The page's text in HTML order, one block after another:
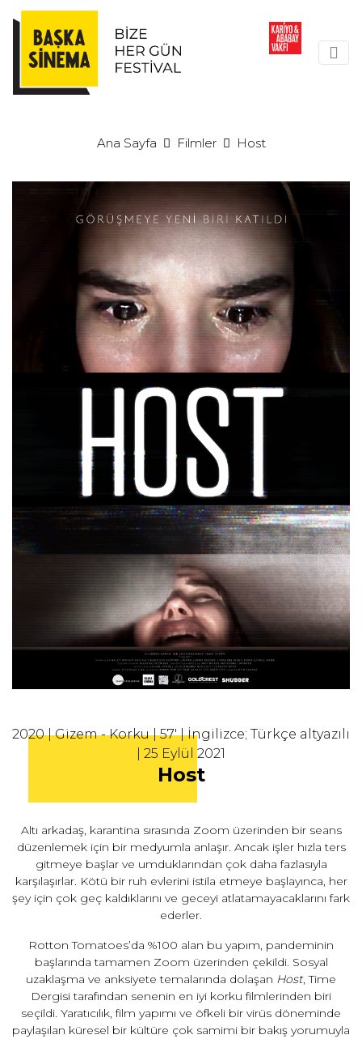
Ana Sayfa Filmler Host
2020 | Gizem - Korku | 57' | İngilizce; Türkçe altyazılı
| 25 Eylül 2021
Host
Altı arkadaş, karantina sırasında Zoom üzerinden bir seans
düzenlemek için bir medyumla anlaşır. Ancak işler hızla ters
gitmeye başlar ve umduklarından çok daha fazlasıyla
karşılaşırlar. Kötü bir ruh evlerini istila etmeye başlayınca, her
şey için çok geç kaldıklarını ve geceyi atlatamayacaklarını fark
ederler.
Rotton Tomatoes’da %100 alan bu yapım, pandeminin
başlarında tamamen Zoom üzerinden çekildi. Sosyal
uzaklaşma ve anksiyete temalarında dolaşan Host, Time
Dergisi tarafından senenin en iyi korku filmlerinden biri
seçildi. Yaratıcılık, film yapımı ve öfkeli bir virüs döneminde
paylaşılan küresel bir kültüre çok samimi bir bakış yorumuyla